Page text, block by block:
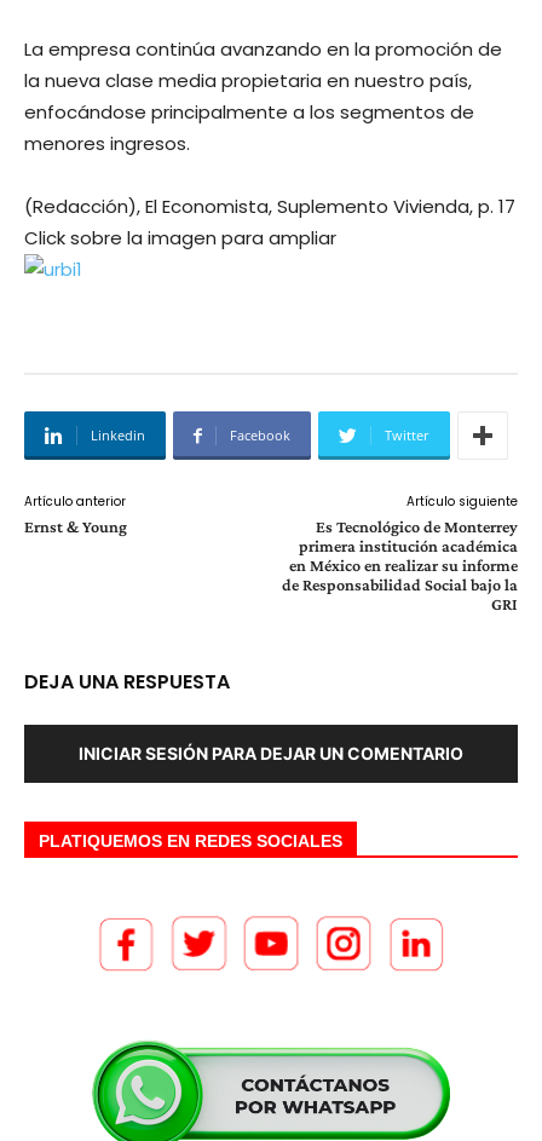
La empresa continúa avanzando en la promoción de
la nueva clase media propietaria en nuestro país,
enfocándose principalmente a los segmentos de
menores ingresos.
(Redacción), El Economista, Suplemento Vivienda, p. 17
Click sobre la imagen para ampliar
Linkedin Facebook Twitter
Artículo anterior
Ernst & Young
Artículo siguiente
Es Tecnológico de Monterrey
primera institución académica
en México en realizar su informe
de Responsabilidad Social bajo la
GRI
DEJA UNA RESPUESTA
INICIAR SESIÓN PARA DEJAR UN COMENTARIO
PLATIQUEMOS EN REDES SOCIALES